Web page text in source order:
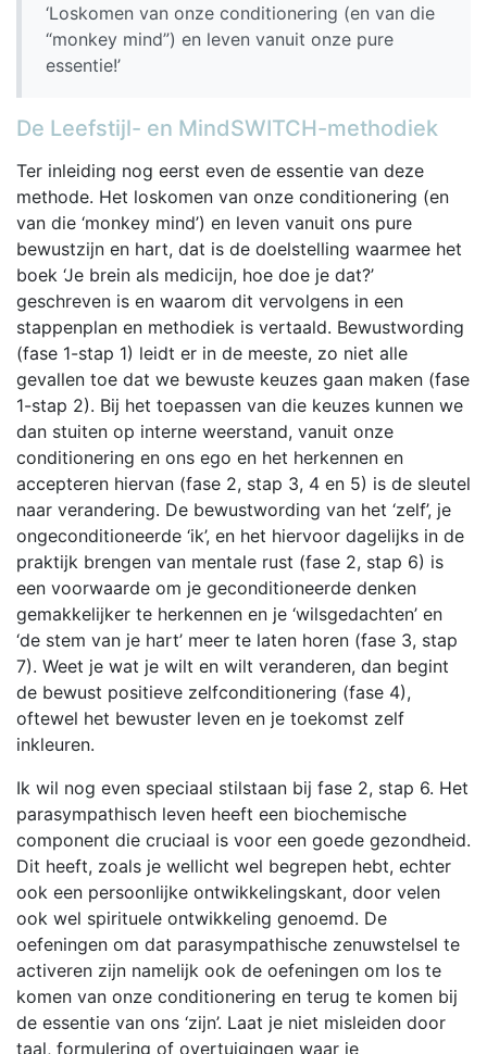
‘Loskomen van onze conditionering (en van die
“monkey mind”) en leven vanuit onze pure
essentie!’
De Leefstijl- en MindSWITCH-methodiek
Ter inleiding nog eerst even de essentie van deze
methode. Het loskomen van onze conditionering (en
van die ‘monkey mind’) en leven vanuit ons pure
bewustzijn en hart, dat is de doelstelling waarmee het
boek ‘Je brein als medicijn, hoe doe je dat?’
geschreven is en waarom dit vervolgens in een
stappenplan en methodiek is vertaald. Bewustwording
(fase 1-stap 1) leidt er in de meeste, zo niet alle
gevallen toe dat we bewuste keuzes gaan maken (fase
1-stap 2). Bij het toepassen van die keuzes kunnen we
dan stuiten op interne weerstand, vanuit onze
conditionering en ons ego en het herkennen en
accepteren hiervan (fase 2, stap 3, 4 en 5) is de sleutel
naar verandering. De bewustwording van het ‘zelf’, je
ongeconditioneerde ‘ik’, en het hiervoor dagelijks in de
praktijk brengen van mentale rust (fase 2, stap 6) is
een voorwaarde om je geconditioneerde denken
gemakkelijker te herkennen en je ‘wilsgedachten’ en
‘de stem van je hart’ meer te laten horen (fase 3, stap
7). Weet je wat je wilt en wilt veranderen, dan begint
de bewust positieve zelfconditionering (fase 4),
oftewel het bewuster leven en je toekomst zelf
inkleuren.
Ik wil nog even speciaal stilstaan bij fase 2, stap 6. Het
parasympathisch leven heeft een biochemische
component die cruciaal is voor een goede gezondheid.
Dit heeft, zoals je wellicht wel begrepen hebt, echter
ook een persoonlijke ontwikkelingskant, door velen
ook wel spirituele ontwikkeling genoemd. De
oefeningen om dat parasympathische zenuwstelsel te
activeren zijn namelijk ook de oefeningen om los te
komen van onze conditionering en terug te komen bij
de essentie van ons ‘zijn’. Laat je niet misleiden door
taal, formulering of overtuigingen waar je